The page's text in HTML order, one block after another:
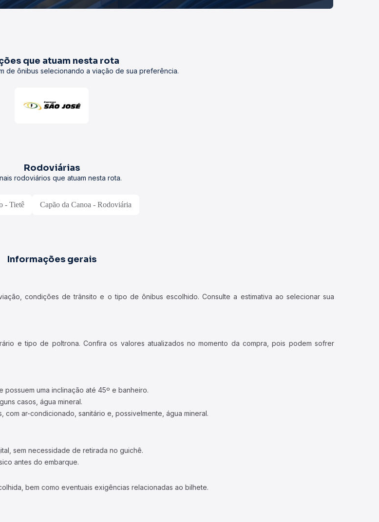
que atuam nesta rota
de ônibus selecionando a viação de sua preferência.
Rodoviárias
rodoviários que atuam nesta rota.
- Tietê Capão da Canoa - Rodoviária
Informações gerais
condições de trânsito e o tipo de ônibus escolhido. Consulte a estimativa ao selecionar sua
e tipo de poltrona. Confira os valores atualizados no momento da compra, pois podem sofrer
uma inclinação até 45º e banheiro.
casos, água mineral.
com ar-condicionado, sanitário e, possivelmente, água mineral.
sem necessidade de retirada no guichê.
antes do embarque.
bem como eventuais exigências relacionadas ao bilhete.